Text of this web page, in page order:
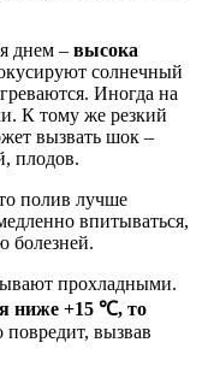
днем – высока
солнечный
Иногда на
К тому же резкий
вызвать шок –
плодов.
полив лучше
впитываться,
болезней.
прохладными.
ниже +15 ℃, то
повредит, вызвав